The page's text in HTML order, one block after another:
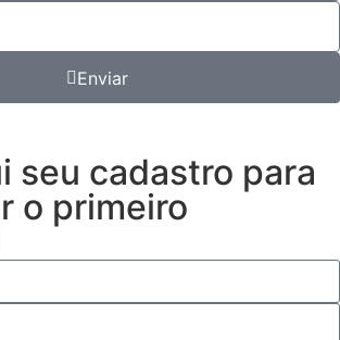
Enviar
seu cadastro para
o primeiro